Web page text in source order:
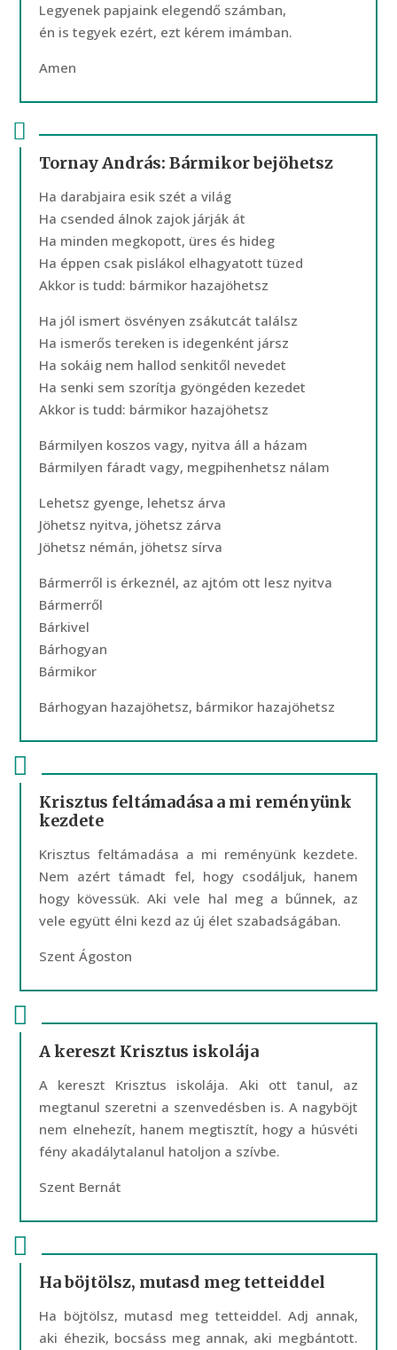
Legyenek papjaink elegendő számban,
én is tegyek ezért, ezt kérem imámban.
Amen
Tornay András: Bármikor bejöhetsz
Ha darabjaira esik szét a világ
Ha csended álnok zajok járják át
Ha minden megkopott, üres és hideg
Ha éppen csak pislákol elhagyatott tüzed
Akkor is tudd: bármikor hazajöhetsz
Ha jól ismert ösvényen zsákutcát találsz
Ha ismerős tereken is idegenként jársz
Ha sokáig nem hallod senkitől nevedet
Ha senki sem szorítja gyöngéden kezedet
Akkor is tudd: bármikor hazajöhetsz
Bármilyen koszos vagy, nyitva áll a házam
Bármilyen fáradt vagy, megpihenhetsz nálam
Lehetsz gyenge, lehetsz árva
Jöhetsz nyitva, jöhetsz zárva
Jöhetsz némán, jöhetsz sírva
Bármerről is érkeznél, az ajtóm ott lesz nyitva
Bármerről
Bárkivel
Bárhogyan
Bármikor
Bárhogyan hazajöhetsz, bármikor hazajöhetsz
Krisztus feltámadása a mi reményünk
kezdete
Krisztus feltámadása a mi reményünk kezdete.
Nem azért támadt fel, hogy csodáljuk, hanem
hogy kövessük. Aki vele hal meg a bűnnek, az
vele együtt élni kezd az új élet szabadságában.
Szent Ágoston
A kereszt Krisztus iskolája
A kereszt Krisztus iskolája. Aki ott tanul, az
megtanul szeretni a szenvedésben is. A nagyböjt
nem elnehezít, hanem megtisztít, hogy a húsvéti
fény akadálytalanul hatoljon a szívbe.
Szent Bernát
Ha böjtölsz, mutasd meg tetteiddel
Ha böjtölsz, mutasd meg tetteiddel. Adj annak,
aki éhezik, bocsáss meg annak, aki megbántott.